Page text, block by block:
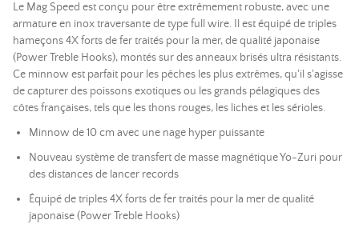
Le Mag Speed est conçu pour être extrêmement robuste, avec une
armature en inox traversante de type full wire. Il est équipé de triples
hameçons 4X forts de fer traités pour la mer, de qualité japonaise
(Power Treble Hooks), montés sur des anneaux brisés ultra résistants.
Ce minnow est parfait pour les pêches les plus extrêmes, qu'il s'agisse
de capturer des poissons exotiques ou les grands pélagiques des
côtes françaises, tels que les thons rouges, les liches et les sérioles.
Minnow de 10 cm avec une nage hyper puissante
Nouveau système de transfert de masse magnétique Yo-Zuri pour
des distances de lancer records
Équipé de triples 4X forts de fer traités pour la mer de qualité
japonaise (Power Treble Hooks)